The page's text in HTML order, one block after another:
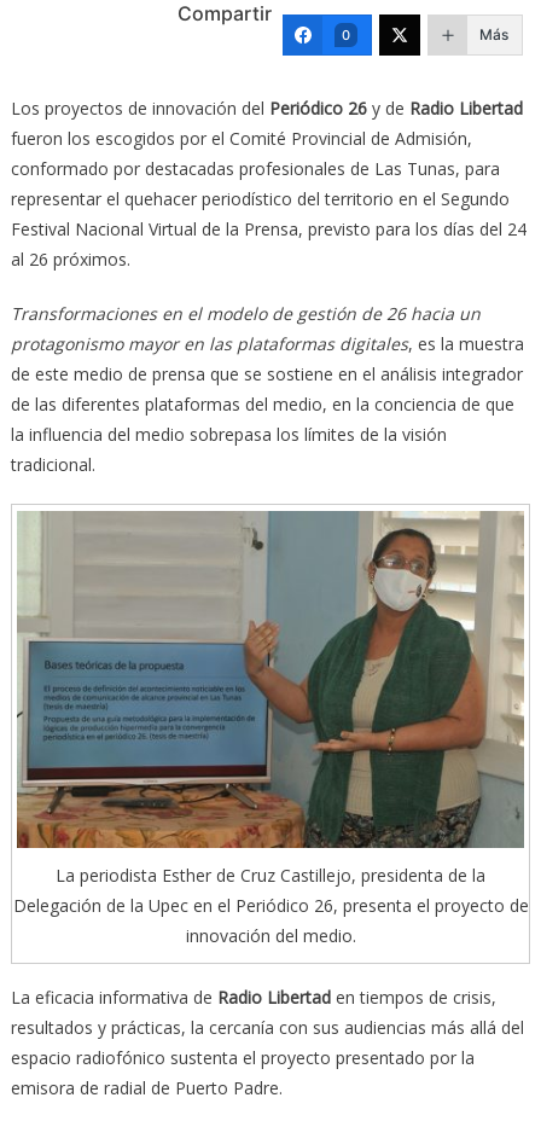
Compartir
0 Más
Los proyectos de innovación del Periódico 26y de Radio Libertad
fueron los escogidos por el Comité Provincial de Admisión,
conformado por destacadas profesionales de Las Tunas, para
representar el quehacer periodístico del territorio en el Segundo
Festival Nacional Virtual de la Prensa, previsto para los días del 24
al 26 próximos.
Transformaciones en el modelo de gestión de 26 hacia un
protagonismo mayor en las plataformas digitales, es la muestra
de este medio de prensa que se sostiene en el análisis integrador
de las diferentes plataformas del medio, en la conciencia de que
la influencia del medio sobrepasa los límites de la visión
tradicional.
La periodista Esther de Cruz Castillejo, presidenta de la
Delegación de la Upec en el Periódico 26, presenta el proyecto de
innovación del medio.
La eficacia informativa de Radio Libertaden tiempos de crisis,
resultados y prácticas, la cercanía con sus audiencias más allá del
espacio radiofónico sustenta el proyecto presentado por la
emisora de radial de Puerto Padre.